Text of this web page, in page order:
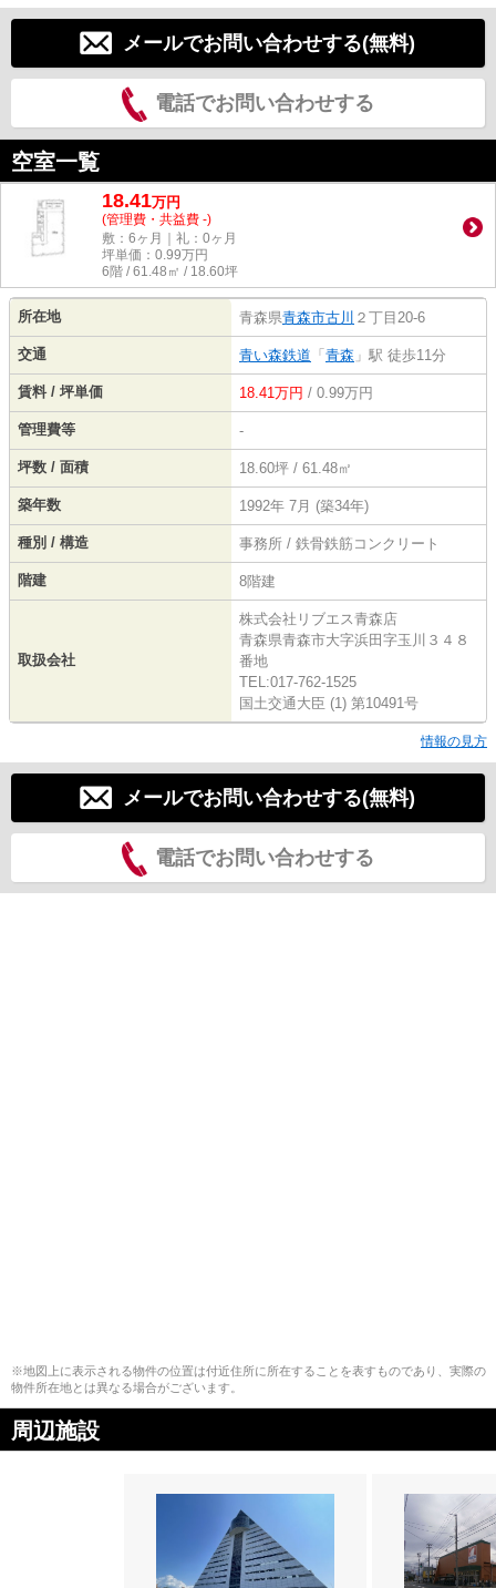
メールでお問い合わせする(無料)
電話でお問い合わせする
空室一覧
18.41万円
(管理費・共益費 -)
敷：6ヶ月｜礼：0ヶ月
坪単価： 0.99万円
6階 / 61.48㎡ / 18.60坪
所在地 青森県青森市古川 ２丁目20-6
交通 青い森鉄道 「 青森 」駅 徒歩11分
賃料 / 坪単価 18.41万円 / 0.99万円
管理費等 -
坪数 / 面積 18.60坪 / 61.48㎡
築年数 1992年 7月 (築34年)
種別 / 構造 事務所 / 鉄骨鉄筋コンクリート
階建 8階建
取扱会社
株式会社リブエス青森店
青森県青森市大字浜田字玉川３４８
番地
TEL:017-762-1525
国土交通大臣 (1) 第10491号
情報の見方
メールでお問い合わせする(無料)
電話でお問い合わせする
※地図上に表示される物件の位置は付近住所に所在することを表すものであり、実際の
物件所在地とは異なる場合がございます。
周辺施設